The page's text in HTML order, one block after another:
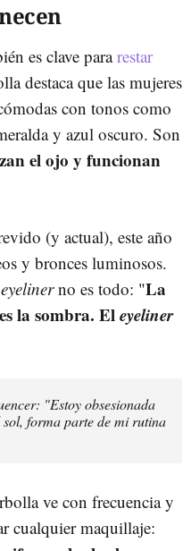
es clave pararestar
destaca que las mujeres
con tonos como
y azul oscuro. Son
el ojo y funcionan
(y actual), este año
y bronces luminosos.
eyelinerno es todo: "La
la sombra. Eleyeliner
"Estoy obsesionada
forma parte de mi rutina
ve con frecuencia y
cualquier maquillaje: